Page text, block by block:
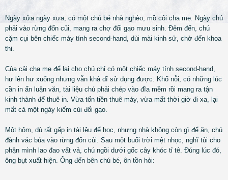
Ngày xửa ngày xưa, có một chú bé nhà nghèo, mồ côi cha mẹ. Ngày chú
phải vào rừng đốn củi, mang ra chợ đổi gạo mưu sinh. Đêm đến, chú
cặm cụi bên chiếc máy tính second-hand, dùi mài kinh sử, chờ đến khoa
thi.
Của cải cha mẹ để lại cho chú chỉ có một chiếc máy tính second-hand,
hư lên hư xuống nhưng vẫn khả dĩ sử dụng được. Khổ nỗi, có những lúc
cần in ấn luận văn, tài liệu chú phải chép vào đĩa mềm rồi mang ra tận
kinh thành để thuê in. Vừa tốn tiền thuê máy, vừa mất thời giờ đi xa, lại
mất cả một ngày kiếm củi đổi gạo.
Một hôm, dù rất gấp in tài lệu để học, nhưng nhà không còn gì để ăn, chú
đành vác búa vào rừng đốn củi. Sau một buổi trời mệt nhọc, nghĩ tủi cho
phận mình lao đao vất vả, chú ngồi dưới gốc cây khóc tỉ tê. Đúng lúc đó,
ông bụt xuất hiện. Ông đến bên chú bé, ôn tồn hỏi: